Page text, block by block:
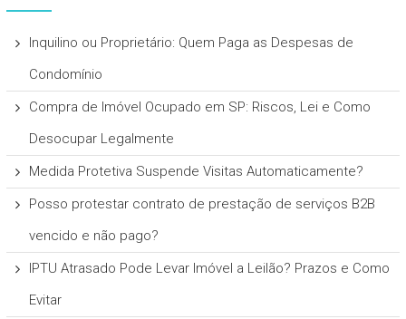
Inquilino ou Proprietário: Quem Paga as Despesas de
Condomínio
Compra de Imóvel Ocupado em SP: Riscos, Lei e Como
Desocupar Legalmente
Medida Protetiva Suspende Visitas Automaticamente?
Posso protestar contrato de prestação de serviços B2B
vencido e não pago?
IPTU Atrasado Pode Levar Imóvel a Leilão? Prazos e Como
Evitar